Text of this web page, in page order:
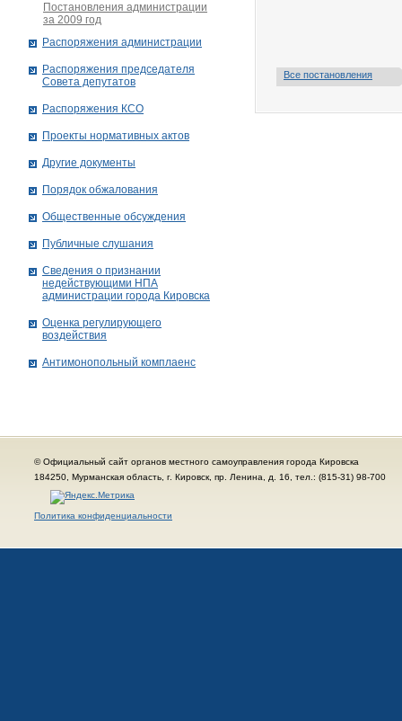
Все постановления
Постановления администрации
за 2009 год
Распоряжения администрации
Распоряжения председателя
Совета депутатов
Распоряжения КСО
Проекты нормативных актов
Другие документы
Порядок обжалования
Общественные обсуждения
Публичные слушания
Сведения о признании
недействующими НПА
администрации города Кировскa
Оценка регулирующего
воздействия
Антимонопольный комплаенс
© Официальный сайт органов местного самоуправления города Кировска
184250, Мурманская область, г. Кировск, пр. Ленина, д. 16, тел.: (815-31) 98-700
Политика конфиденциальности